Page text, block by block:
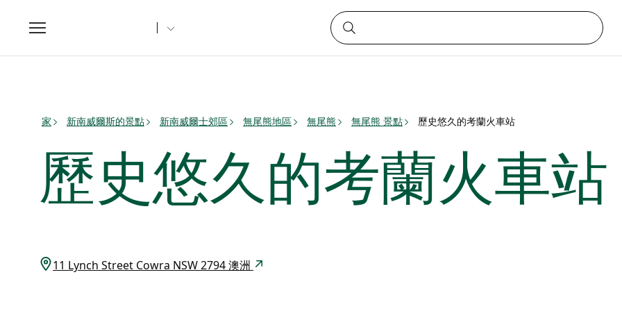
Toggle
navigation
家 新南威爾斯的景點 新南威爾士郊區 無尾熊地區 無尾熊 無尾熊 景點 歷史悠久的考蘭火車站
歷史悠久的考蘭火車站
11 Lynch Street Cowra NSW 2794 澳洲